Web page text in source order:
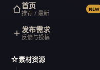
首页
推荐 / 最新
NEW
发布需求
反馈与投稿
素材资源